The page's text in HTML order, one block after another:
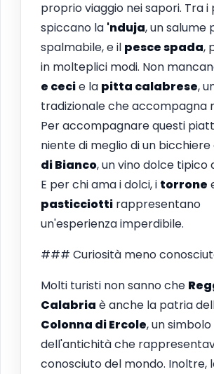
proprio viaggio nei sapori. Tra
spiccano la 'nduja, un salume
spalmabile, e il pesce spada,
in molteplici modi. Non
e cecie la pitta calabrese,
tradizionale che accompagna
Per accompagnare questi
niente di meglio di un bicchiere
di Bianco, un vino dolce tipico
E per chi ama i dolci, i torrone
pasticciotti rappresentano
un'esperienza imperdibile.
### Curiosità meno
Molti turisti non sanno che
Calabria è anche la patria
Colonna di Ercole, un simbolo
dell'antichità che
conosciuto del mondo. Inoltre,